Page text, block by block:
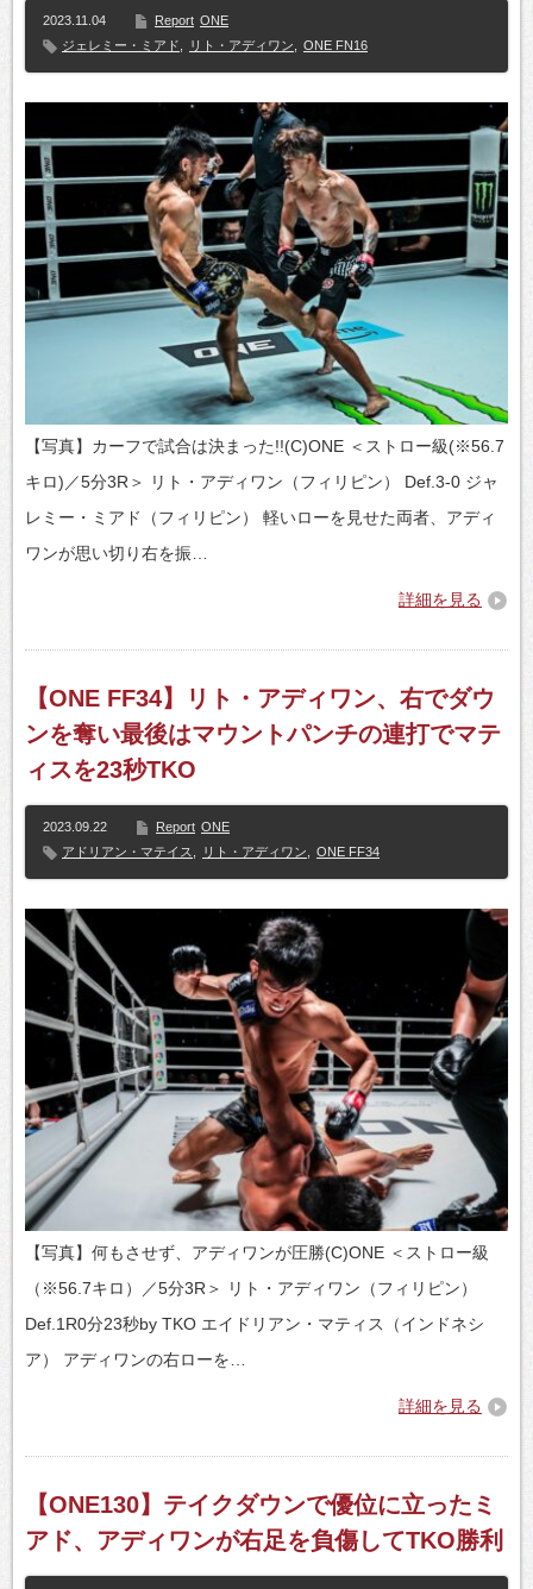
2023.11.04 Report ONE
ジェレミー・ミアド
リト・アディワン ONE FN16
【写真】カーフで試合は決まった!!(C)ONE ＜ストロー級(※56.7
キロ)／5分3R＞ リト・アディワン（フィリピン） Def.3-0 ジャ
レミー・ミアド（フィリピン） 軽いローを見せた両者、アディ
ワンが思い切り右を振…
詳細を見る
【ONE FF34】リト・アディワン、右でダウ
ンを奪い最後はマウントパンチの連打でマテ
ィスを23秒TKO
2023.09.22 Report ONE
アドリアン・マテイス
リト・アディワン ONE FF34
【写真】何もさせず、アディワンが圧勝(C)ONE ＜ストロー級
（※56.7キロ）／5分3R＞ リト・アディワン（フィリピン）
Def.1R0分23秒by TKO エイドリアン・マティス（インドネシ
ア） アディワンの右ローを…
詳細を見る
【ONE130】テイクダウンで優位に立ったミ
アド、アディワンが右足を負傷してTKO勝利